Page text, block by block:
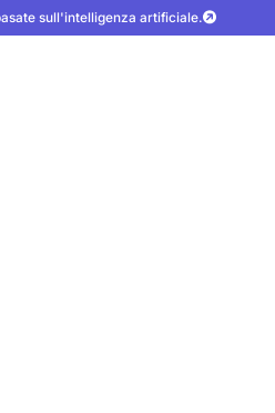
sull'intelligenza artificiale.